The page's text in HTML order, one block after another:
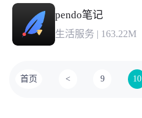
pendo笔记
生活服务 | 163.22M
首页 < 9 10